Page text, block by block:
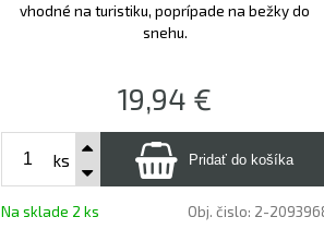
vhodné na turistiku, poprípade na bežky do
snehu.
19,94 €
ks
Na sklade 2 ks Obj. čislo: 2-